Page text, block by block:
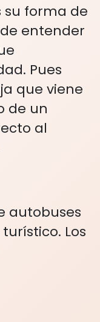
su forma de
entender
Pues
que viene
de un
al
autobuses
Los